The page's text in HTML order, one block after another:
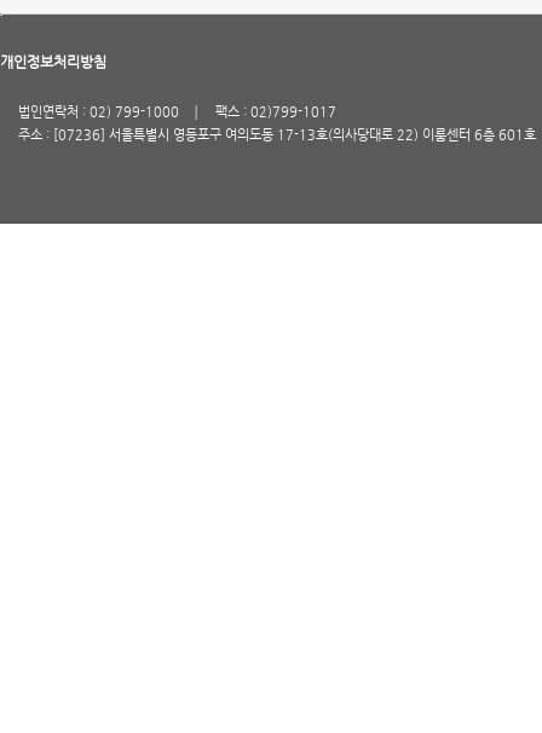
개인정보처리방침
법인연락처 : 02) 799-1000
팩스 : 02)799-1017
주소 : [07236] 서울특별시 영등포구 여의도동 17-13호(의사당대로 22) 이룸센터 6층 601호